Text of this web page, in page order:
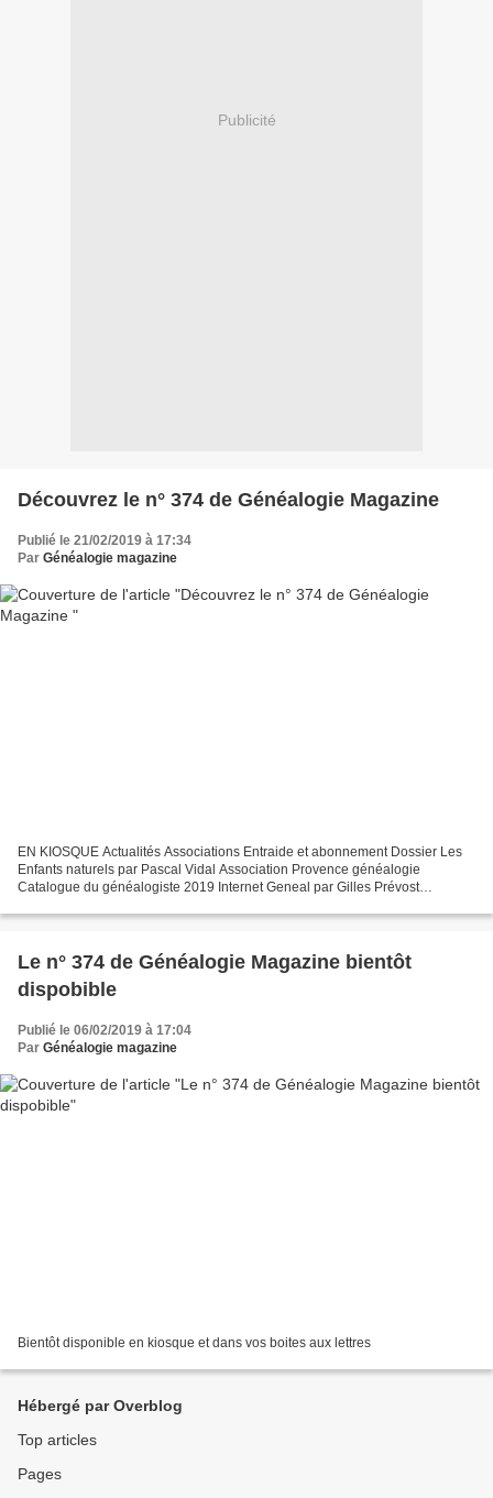
Publicité
Découvrez le n° 374 de Généalogie Magazine
Publié le 21/02/2019 à 17:34
Par Généalogie magazine
EN KIOSQUE Actualités Associations Entraide et abonnement Dossier Les
Enfants naturels par Pascal Vidal Association Provence généalogie
Catalogue du généalogiste 2019 Internet Geneal par Gilles Prévost
Le n° 374 de Généalogie Magazine bientôt
dispobible
Publié le 06/02/2019 à 17:04
Par Généalogie magazine
Bientôt disponible en kiosque et dans vos boites aux lettres
Hébergé par Overblog
Top articles
Pages